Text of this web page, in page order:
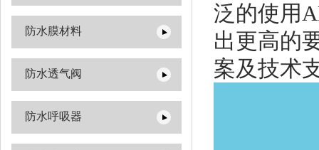
防水膜材料
防水透气阀
防水呼吸器
泛的使用
出更高的
案及技术